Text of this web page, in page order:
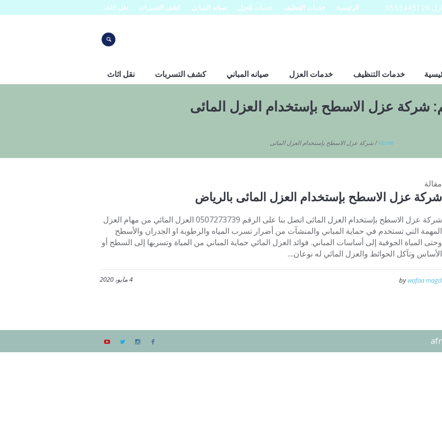
الرئيسية خدمات التنظيف خدمات العزل صيانه المباني كشف التسربات نقل اثاث
خدمات التنظيف خدمات العزل صيانه المباني كشف التسربات نقل اثاث
شركة عزل الاسطح بإستخدام العزل المائى
Home
/شركة عزل الاسطح بإستخدام العزل المائى
مقالة
شركة عزل الاسطح بإستخدام العزل المائى بالرياض
شركة عزل الاسطح بإستخدام العزل المائى اتصل بنا على الرقم 0507273739 العزل المائي من مهام العزل
المهمة التي تستخدم في حماية المباني والمنشآت من أضرار تسرب المياه والرطوبة او الجدران والأسطح
وحتى المياة الجوفية إلى أساسات المباني. فوائد العزل المائي حماية المباني من المياة وتسربها إلى السطح أو
الأساس وتآكل الحوائط والعزل المائي له نوعان....
4 مايو، 2020 bywafaa magd